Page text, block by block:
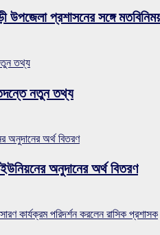
উপজেলা প্রশাসনের সঙ্গে
তথ্য
তদন্তে নতুন তথ্য
অনুদানের অর্থ বিতরণ
অনুদানের অর্থ বিতরণ
কার্যক্রম পরিদর্শন করলেন রাসিক প্রশাসক